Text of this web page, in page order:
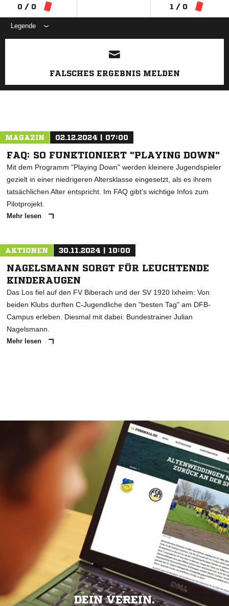
0 / 0 1 / 0
Legende
ANZEIGE
FALSCHES ERGEBNIS MELDEN
MAGAZIN 02.12.2024 | 07:00
FAQ: SO FUNKTIONIERT "PLAYING DOWN"
Mit dem Programm "Playing Down" werden kleinere Jugendspieler
gezielt in einer niedrigeren Altersklasse eingesetzt, als es ihrem
tatsächlichen Alter entspricht. Im FAQ gibt's wichtige Infos zum
Pilotprojekt.
Mehr lesen
AKTIONEN 30.11.2024 | 10:00
NAGELSMANN SORGT FÜR LEUCHTENDE
KINDERAUGEN
Das Los fiel auf den FV Biberach und der SV 1920 Ixheim: Von
beiden Klubs durften C-Jugendliche den "besten Tag" am DFB-
Campus erleben. Diesmal mit dabei: Bundestrainer Julian
Nagelsmann.
Mehr lesen
DEIN VEREIN.